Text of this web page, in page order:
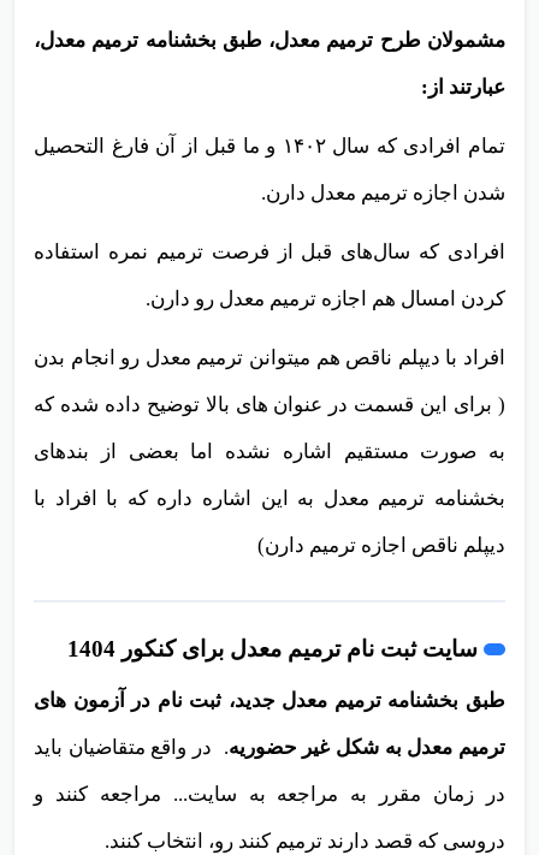
مشمولان طرح ترمیم معدل، طبق بخشنامه ترمیم معدل،
عبارتند از:
تمام افرادی که سال ۱۴۰۲ و ما قبل از آن فارغ التحصیل
شدن اجازه ترمیم معدل دارن.
افرادی که سال‌های قبل از فرصت ترمیم نمره استفاده
کردن امسال هم اجازه ترمیم معدل رو دارن.
افراد با دیپلم ناقص هم میتوانن ترمیم معدل رو انجام بدن
( برای این قسمت در عنوان های بالا توضیح داده شده که
به صورت مستقیم اشاره نشده اما بعضی از بندهای
بخشنامه ترمیم معدل به این اشاره داره که با افراد با
دیپلم ناقص اجازه ترمیم دارن)
سایت ثبت نام ترمیم معدل برای کنکور 1404
طبق بخشنامه ترمیم معدل جدید، ثبت نام در آزمون های
ترمیم معدل به شکل غیر حضوریه. در واقع متقاضیان باید
در زمان مقرر به مراجعه به سایت... مراجعه کنند و
دروسی که قصد دارند ترمیم کنند رو، انتخاب کنند.